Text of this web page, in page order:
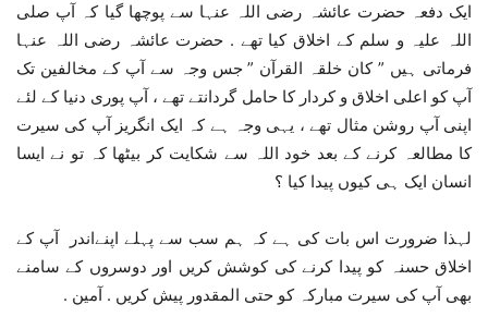
ایک دفعہ حضرت عائشہ رضی اللہ عنہا سے پوچھا گیا کہ آپ صلی
اللہ علیہ و سلم کے اخلاق کیا تھے . حضرت عائشہ رضی اللہ عنہا
فرماتی ہیں ” کان خلقہ القرآن ” جس وجہ سے آپ کے مخالفین تک
آپ کو اعلی اخلاق و کردار کا حامل گردانتے تھے ، آپ پوری دنیا کے لئے
اپنی آپ روشن مثال تھے ، یہی وجہ ہے کہ ایک انگریز آپ کی سیرت
کا مطالعہ کرنے کے بعد خود اللہ سے شکایت کر بیٹھا کہ تو نے ایسا
انسان ایک ہی کیوں پیدا کیا ؟
لہذا ضرورت اس بات کی ہے کہ ہم سب سے پہلے اپنےاندر آپ کے
اخلاق حسنہ کو پیدا کرنے کی کوشش کریں اور دوسروں کے سامنے
بھی آپ کی سیرت مبارکہ کو حتی المقدور پیش کریں . آمین .